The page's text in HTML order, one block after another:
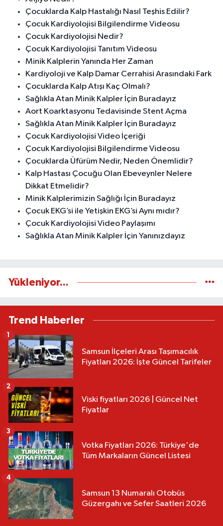
Çocuklarda Kalp Hastalığı Nasıl Teşhis Edilir?
Çocuk Kardiyolojisi Bilgilendirme Videosu
Çocuk Kardiyolojisi Nedir?
Çocuk Kardiyolojisi Tanıtım Videosu
Minik Kalplerin Yanında Her Zaman
Kardiyoloji ve Kalp Damar Cerrahisi Arasındaki Fark
Çocuklarda Kalp Atışı Kaç Olmalı?
Sağlıkla Atan Minik Kalpler İçin Buradayız
Aort Koarktasyonu Tedavisinde Stent Açma
Sağlıkla Atan Minik Kalpler İçin Buradayız
Çocuk Kardiyolojisi Video İçeriği
Çocuk Kardiyolojisi Bilgilendirme Videosu
Çocuklarda Üfürüm Nedir, Neden Önemlidir?
Kalp Hastası Çocuğu Olan Ebeveynler Nelere
Dikkat Etmelidir?
Minik Kalplerimizin Sağlığı İçin Buradayız
Çocuk EKG’si ile Yetişkin EKG’si Aynı mıdır?
Çocuk Kardiyolojisi Video Paylaşımı
Sağlıkla Atan Minik Kalpler İçin Yanınızdayız
Yükleniyor...
Trend Haberler
Samsun İlçeleri Arası Taşımacılık
Fiyatları 2026: İşte Güncel Tarifeler
1
Viski fiyatları 2026 | Güncel Net
Fiyatlar
2
Votka Fiyatları 2026: Türkiye'de
Tüm Markaların Güncel Listesi
3
Samsun 13 Numaralı Otobüs
Güzergahı ve Sefer Saatleri 2026
4